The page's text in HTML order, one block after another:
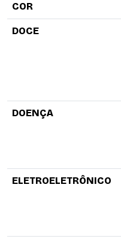
COR
DOCE
DOENÇA
ELETROELETRÔNICO